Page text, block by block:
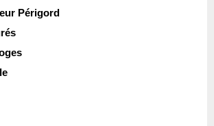
Périgord